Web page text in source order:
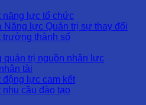
năng lực tổ chức
Năng lực Quản trị sự thay đổi
trưởng thành số
quản trị nguồn nhân lực
tài
động lực cam kết
nhu cầu đào tạo